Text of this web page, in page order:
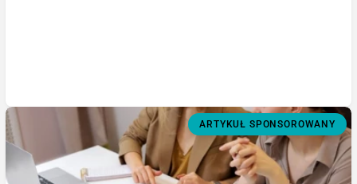
ARTYKUŁ SPONSOROWANY